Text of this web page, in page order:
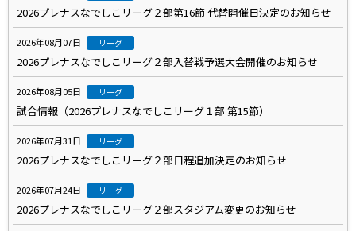
2026プレナスなでしこリーグ２部第16節 代替開催日決定のお知らせ
2026年08月07日 リーグ
2026プレナスなでしこリーグ２部入替戦予選大会開催のお知らせ
2026年08月05日 リーグ
試合情報（2026プレナスなでしこリーグ１部 第15節）
2026年07月31日 リーグ
2026プレナスなでしこリーグ２部日程追加決定のお知らせ
2026年07月24日 リーグ
2026プレナスなでしこリーグ２部スタジアム変更のお知らせ